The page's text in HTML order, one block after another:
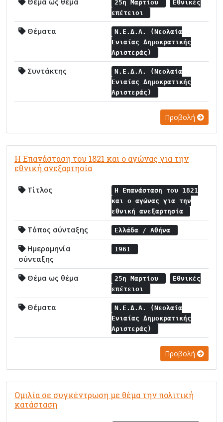
25η Μαρτίου
Εθνικές
επέτειοι
Θέματα
Ν.Ε.Δ.Α. (Νεολαία
Ενιαίας Δημοκρατικής
Αριστεράς)
Συντάκτης
Ν.Ε.Δ.Α. (Νεολαία
Ενιαίας Δημοκρατικής
Αριστεράς)
Προβολή
Η Επανάσταση του 1821 και ο αγώνας για την
εθνική ανεξαρτησία
Τίτλος
Η Επανάσταση του 1821
και ο αγώνας για την
εθνική ανεξαρτησία
Τόπος σύνταξης Ελλάδα / Αθήνα
Ημερομηνία
σύνταξης
1961
Θέμα ως θέμα 25η Μαρτίου
Εθνικές
επέτειοι
Θέματα
Ν.Ε.Δ.Α. (Νεολαία
Ενιαίας Δημοκρατικής
Αριστεράς)
Προβολή
Ομιλία σε συγκέντρωση με θέμα την πολιτική
κατάσταση